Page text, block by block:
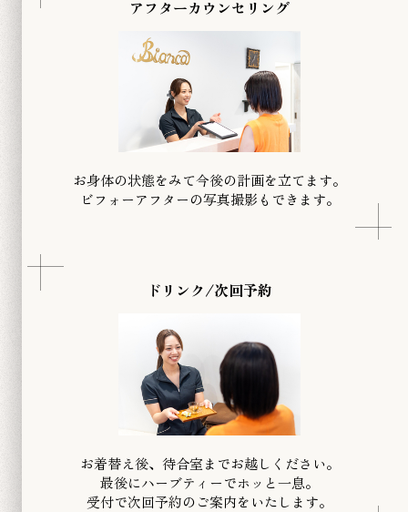
アフターカウンセリング
お身体の状態をみて今後の計画を立てます。
​ビフォーアフターの写真撮影もできます。
ドリンク/次回予約
お着替え後、待合室までお越しください。
最後にハーブティーでホッと一息。
受付で次回予約のご案内をいたします。